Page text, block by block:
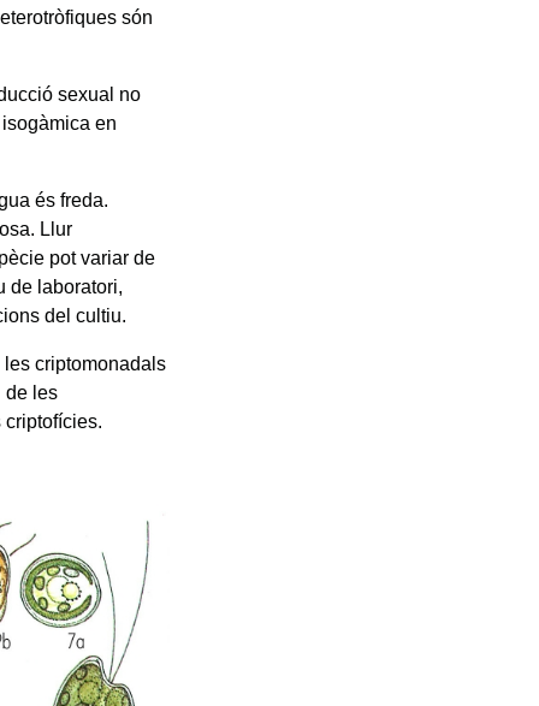
són
sexual no
en
és freda.
Llur
pot variar de
de laboratori,
del cultiu.
les criptomonadals
de les